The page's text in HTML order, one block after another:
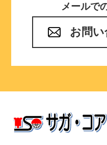
メールで
お問